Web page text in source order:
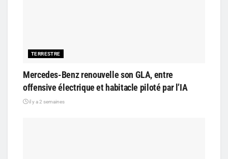
TERRESTRE
Mercedes-Benz renouvelle son GLA, entre
offensive électrique et habitacle piloté par l’IA
il y a 2 semaines